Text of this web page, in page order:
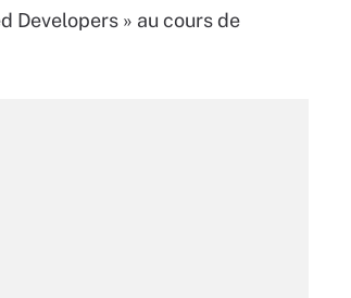
Developers » au cours de